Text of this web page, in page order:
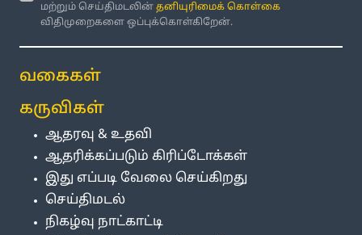
மற்றும் செய்திமடலின்தனியுரிமைக் கொள்கை
விதிமுறைகளை ஒப்புக்கொள்கிறேன்.
வகைகள்
கருவிகள்
ஆதரவு & உதவி
ஆதரிக்கப்படும் கிரிப்டோக்கள்
இது எப்படி வேலை செய்கிறது
செய்திமடல்
நிகழ்வு நாட்காட்டி